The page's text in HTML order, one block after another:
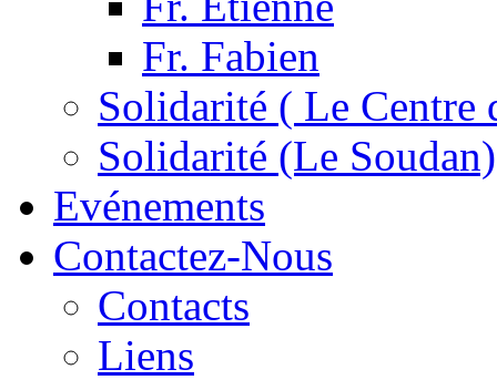
Fr. Fabien
Solidarité ( Le Centre
Solidarité (Le Soudan)
Evénements
Contactez-Nous
Contacts
Liens